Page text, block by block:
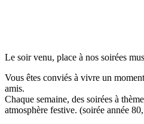
Le soir venu, place à nos soirées
Vous êtes conviés à vivre un
amis.
Chaque semaine, des soirées à
atmosphère festive. (soirée année